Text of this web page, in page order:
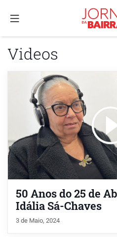
Videos
50 Anos do 25 de
Idália Sá-Chaves
3 de Maio, 2024